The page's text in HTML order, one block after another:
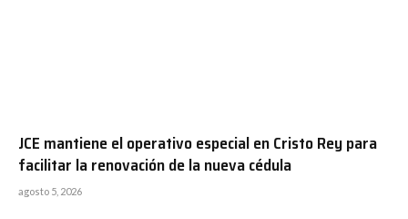
JCE mantiene el operativo especial en Cristo Rey para
facilitar la renovación de la nueva cédula
agosto 5, 2026